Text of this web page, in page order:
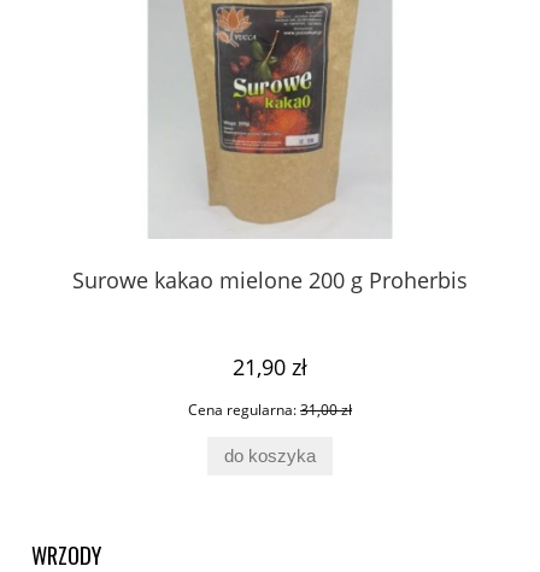
Surowe kakao mielone 200 g Proherbis
21,90 zł
Cena regularna:31,00 zł
do koszyka
WRZODY